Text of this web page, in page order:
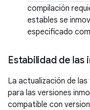
compilación
estables se
especificado
Estabilidad de
La actualización de
para las versiones
compatible con